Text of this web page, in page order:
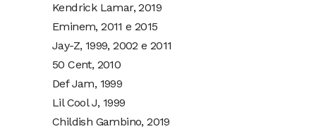
Kendrick Lamar, 2019
Eminem, 2011 e 2015
Jay-Z, 1999, 2002 e 2011
50 Cent, 2010
Def Jam, 1999
Lil Cool J, 1999
Childish Gambino, 2019